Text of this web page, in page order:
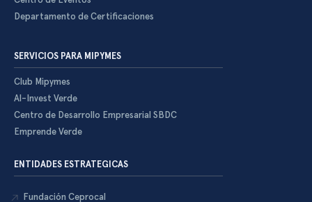
Departamento de Certificaciones
SERVICIOS PARA MIPYMES
Club Mipymes
Al-Invest Verde
Centro de Desarrollo Empresarial SBDC
Emprende Verde
ENTIDADES ESTRATEGICAS
Fundación Ceprocal